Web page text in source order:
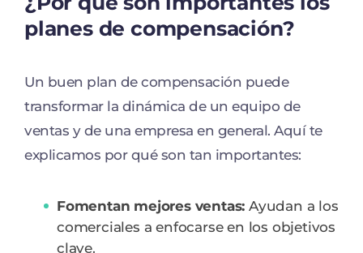
planes de compensación?
Un buen plan de compensación puede
transformar la dinámica de un equipo de
ventas y de una empresa en general. Aquí te
explicamos por qué son tan importantes:
Fomentan mejores ventas: Ayudan a los
comerciales a enfocarse en los objetivos
clave.